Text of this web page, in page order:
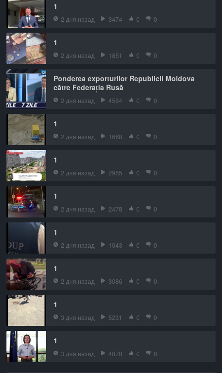
1
2 дня назад 3474 0 0
1
2 дня назад 1851 0 0
Ponderea exporturilor Republicii Moldova
către Federația Rusă
2 дня назад 4594 0 0
1
2 дня назад 1668 0 0
1
2 дня назад 2955 0 0
1
2 дня назад 2478 0 0
1
2 дня назад 1043 0 0
1
2 дня назад 3086 0 0
1
3 дня назад 5231 0 0
1
3 дня назад 4878 0 0